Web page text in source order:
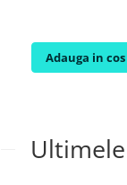
Adauga in cos